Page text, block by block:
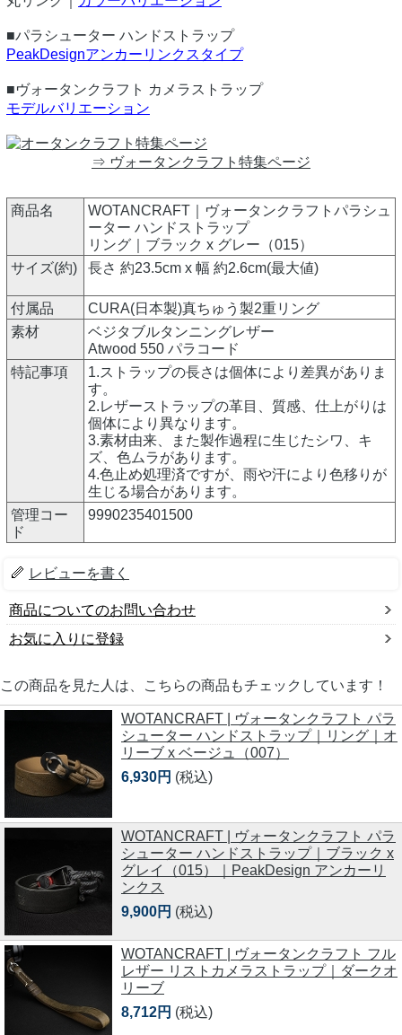
■パラシューター ハンドストラップ
PeakDesignアンカーリンクスタイプ
■ヴォータンクラフト カメラストラップ
モデルバリエーション
⇒ ヴォータンクラフト特集ページ
商品名
WOTANCRAFT｜ヴォータンクラフトパラシュ
ーター ハンドストラップ
リング｜ブラック x グレー（015）
サイズ(約)
長さ 約23.5cm x 幅 約2.6cm(最大値)
付属品
CURA(日本製)真ちゅう製2重リング
素材
ベジタブルタンニングレザー
Atwood 550 パラコード
特記事項
1.ストラップの長さは個体により差異がありま
す。
2.レザーストラップの革目、質感、仕上がりは
個体により異なります。
3.素材由来、また製作過程に生じたシワ、キ
ズ、色ムラがあります。
4.色止め処理済ですが、雨や汗により色移りが
生じる場合があります。
管理コー
ド
9990235401500
レビューを書く
商品についてのお問い合わせ
お気に入りに登録
この商品を見た人は、こちらの商品もチェックしています！
WOTANCRAFT | ヴォータンクラフト パラ
シューター ハンドストラップ｜リング｜オ
リーブ x ベージュ（007）
6,930円 (税込)
WOTANCRAFT | ヴォータンクラフト パラ
シューター ハンドストラップ｜ブラック x
グレイ（015）｜PeakDesign アンカーリ
ンクス
9,900円 (税込)
WOTANCRAFT | ヴォータンクラフト フル
レザー リストカメラストラップ｜ダークオ
リーブ
8,712円 (税込)